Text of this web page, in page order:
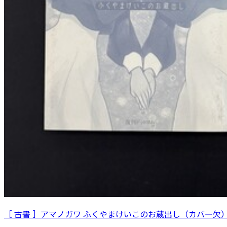
［ 古書 ］アマノガワ ふくやまけいこのお蔵出し（カバー欠